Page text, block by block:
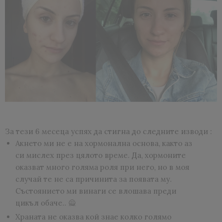
За тези 6 месеца успях да стигна до следните изводи :
Акнето ми не е на хормонална основа, както аз
си мислех през цялото време. Да, хормоните
оказват много голяма роля при него, но в моя
случай те не са причинита за появата му.
Състоянието ми винаги се влошава преди
цикъл обаче.. 🙅
Храната не оказва кой знае колко голямо